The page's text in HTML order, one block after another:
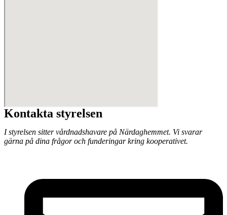
Kontakta styrelsen
I styrelsen sitter vårdnadshavare på Närdaghemmet. Vi svarar
gärna på dina frågor och funderingar kring kooperativet.